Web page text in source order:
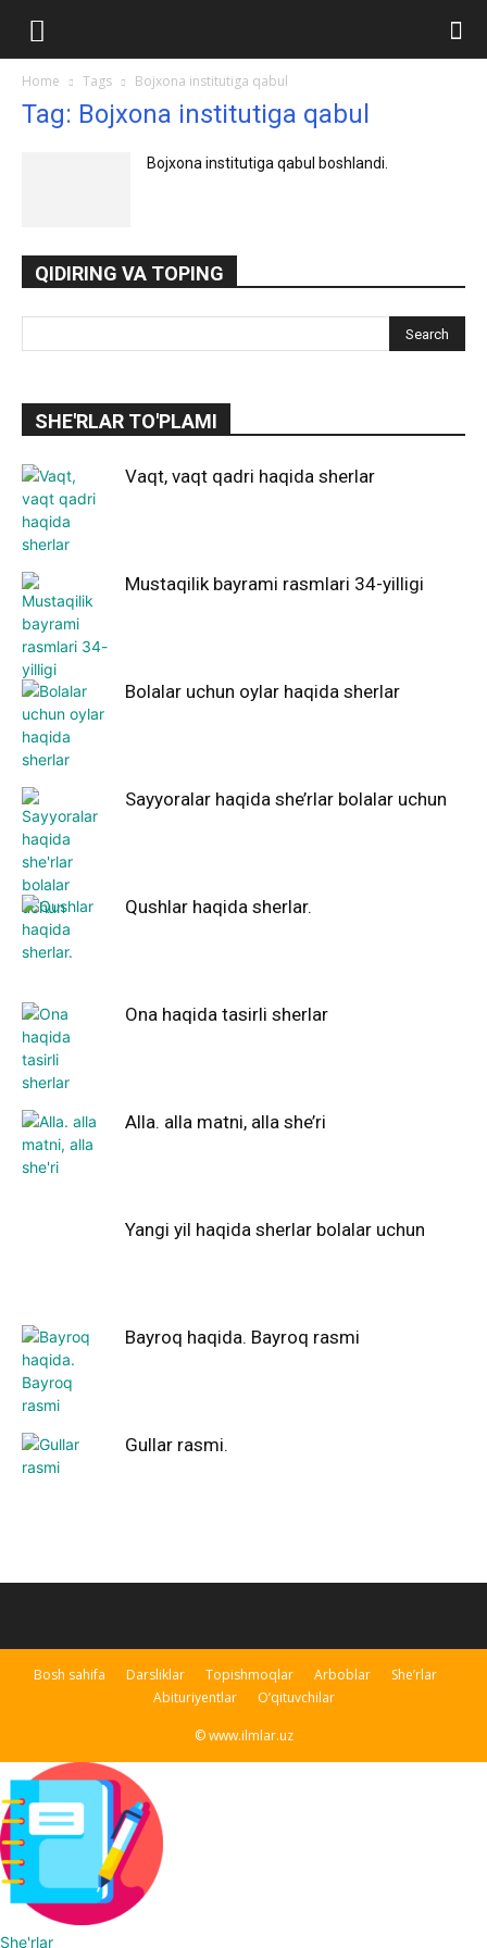
Home Tags Bojxona institutiga qabul
Tag: Bojxona institutiga qabul
Bojxona institutiga qabul boshlandi.
QIDIRING VA TOPING
SHE'RLAR TO'PLAMI
Vaqt, vaqt qadri haqida sherlar
Mustaqilik bayrami rasmlari 34-yilligi
Bolalar uchun oylar haqida sherlar
Sayyoralar haqida she’rlar bolalar uchun
Qushlar haqida sherlar.
Ona haqida tasirli sherlar
Alla. alla matni, alla she’ri
Yangi yil haqida sherlar bolalar uchun
Bayroq haqida. Bayroq rasmi
Gullar rasmi.
Bosh sahifa Darsliklar Topishmoqlar Arboblar
She’rlar
Abituriyentlar
O’qituvchilar
© www.ilmlar.uz
She'rlar